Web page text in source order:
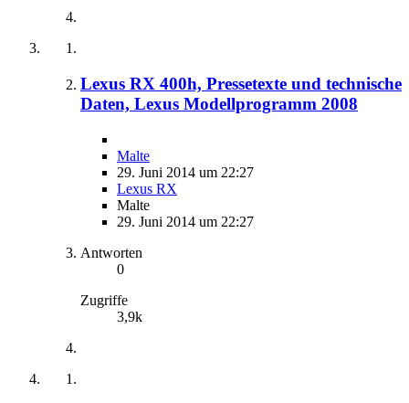
Lexus RX 400h, Pressetexte und technische
Daten, Lexus Modellprogramm 2008
Malte
29. Juni 2014 um 22:27
Lexus RX
Malte
29. Juni 2014 um 22:27
Antworten
0
Zugriffe
3,9k